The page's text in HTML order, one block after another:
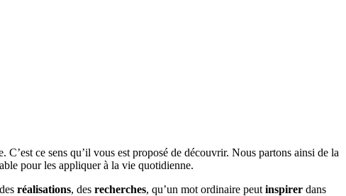
ce sens qu’il vous est proposé de découvrir. Nous partons ainsi de la
pour les appliquer à la vie quotidienne.
réalisations, des recherches, qu’un mot ordinaire peut inspirer dans